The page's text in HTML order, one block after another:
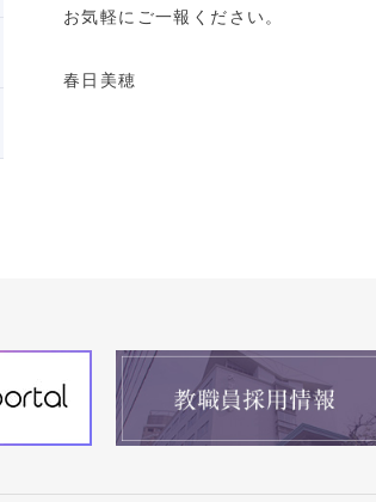
お気軽にご一報ください。
春日美穂